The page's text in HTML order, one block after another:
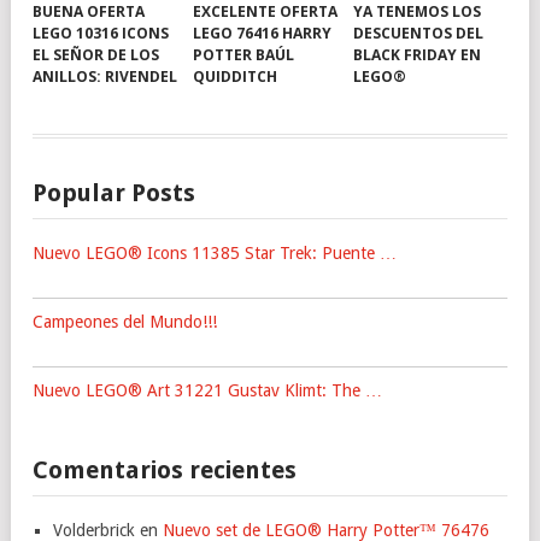
BUENA OFERTA
LEGO 10316 ICONS
EL SEÑOR DE LOS
ANILLOS: RIVENDEL
EXCELENTE OFERTA
LEGO 76416 HARRY
POTTER BAÚL
QUIDDITCH
YA TENEMOS LOS
DESCUENTOS DEL
BLACK FRIDAY EN
LEGO®
Popular Posts
Nuevo LEGO® Icons 11385 Star Trek: Puente …
Campeones del Mundo!!!
Nuevo LEGO® Art 31221 Gustav Klimt: The …
Comentarios recientes
Volderbrick en Nuevo set de LEGO® Harry Potter™ 76476